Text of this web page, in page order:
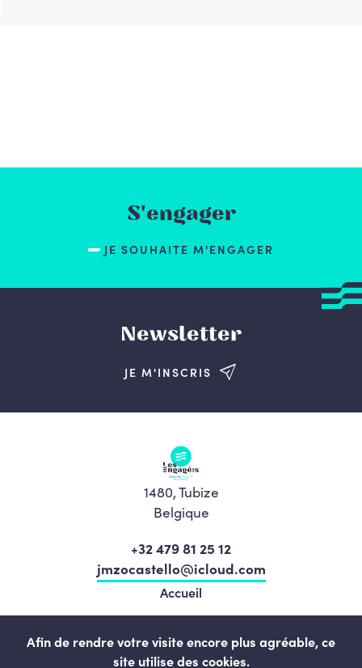
S'engager
JE SOUHAITE M'ENGAGER
Newsletter
JE M'INSCRIS
1480, Tubize
Belgique
+32 479 81 25 12
jmzocastello@icloud.com
Accueil
Nos élu.e.s
Notre équipe
Afin de rendre votre visite encore plus agréable, ce
site utilise des cookies.